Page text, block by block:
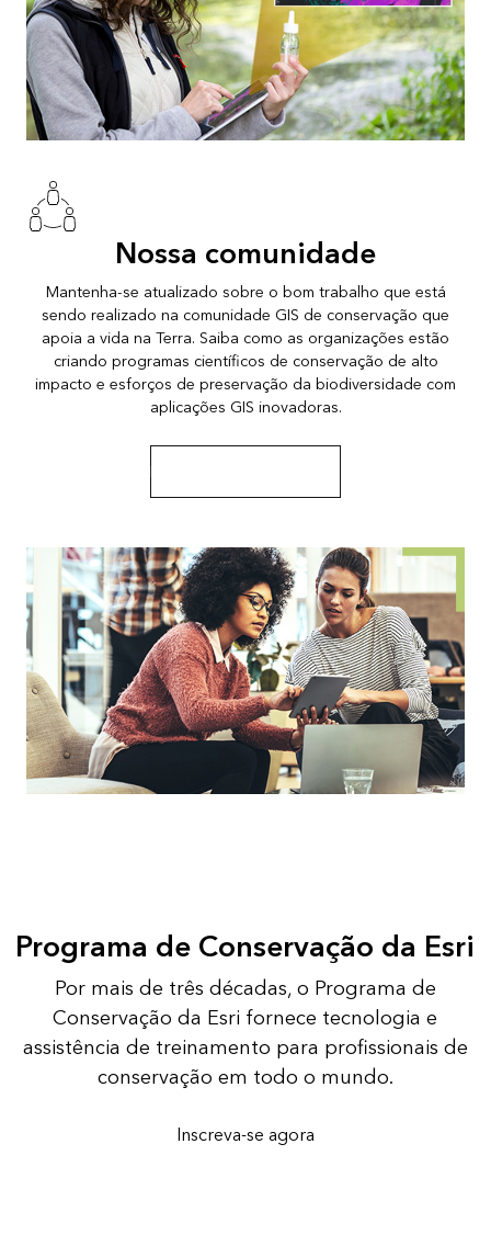
Nossa comunidade
Mantenha-se atualizado sobre o bom trabalho que está
sendo realizado na comunidade GIS de conservação que
apoia a vida na Terra. Saiba como as organizações estão
criando programas científicos de conservação de alto
impacto e esforços de preservação da biodiversidade com
aplicações GIS inovadoras.
Receba notícias e recursos
Programa de Conservação da Esri
Por mais de três décadas, o Programa de
Conservação da Esri fornece tecnologia e
assistência de treinamento para profissionais de
conservação em todo o mundo.
Inscreva-se agora